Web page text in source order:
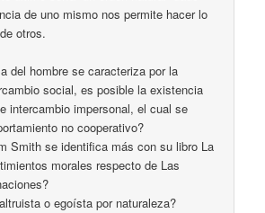
de uno mismo nos permite hacer lo
otros.
del hombre se caracteriza por la
social, es posible la existencia
intercambio impersonal, el cual se
no cooperativo?
Smith se identifica más con su libro La
morales respecto de Las
o egoísta por naturaleza?